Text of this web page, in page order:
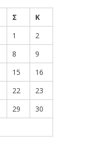
Σ
Κ
1
2
8
9
15
16
22
23
29
30